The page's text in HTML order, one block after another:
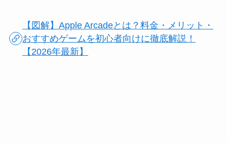
【図解】Apple Arcadeとは？料金・メリット・
おすすめゲームを初心者向けに徹底解説！
【2026年最新】